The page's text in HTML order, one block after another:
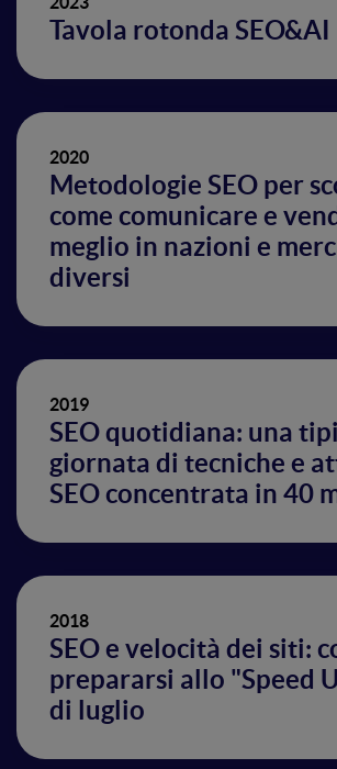
Tavola rotonda SEO&AI
2020
Metodologie SEO per
come comunicare e
meglio in nazioni e
diversi
2019
SEO quotidiana: una
giornata di tecniche e
SEO concentrata in 40
2018
SEO e velocità dei siti:
prepararsi allo "Speed
di luglio